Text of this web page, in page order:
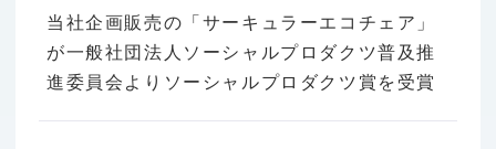
当社企画販売の「サーキュラーエコチェア」
が一般社団法人ソーシャルプロダクツ普及推
進委員会よりソーシャルプロダクツ賞を受賞